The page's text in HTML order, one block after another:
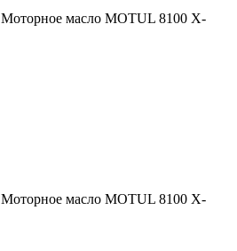
Моторное масло MOTUL 8100 X-
Моторное масло MOTUL 8100 X-